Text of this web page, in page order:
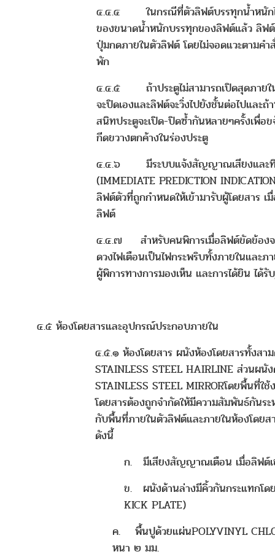
๔.๔.๔ ในกรณีที่ตัวลิฟต์บรรทุกน้ำหนักไ
ของขนาดน้ำหนักบรรทุกของลิฟต์แล้ว ลิฟ
ปุ่มกดภายในตัวลิฟต์ โดยไม่จอดแวะตามค
พัก
๔.๔.๕ ถ้าประตูไม่สามารถเปิดสุดภายใ
จะปิดเองและลิฟต์จะวิ่งไปยังชั้นต่อไปและถ้
สนิทประตูจะเปิด-ปิดซ้ำกันหลายๆครั้งเพื่อ
กีดขวางตกค้างในร่องประตู
๔.๔.๖ มีระบบแจ้งสัญญาณเสียงและ
(IMMEDIATE PREDICTION
ลิฟต์ตัวที่ถูกกำหนดให้เข้ามารับผู้โดยสาร เ
ลิฟต์
๔.๔.๗ สำหรับคนพิการเมื่อลิฟต์ขัดข้องจ
ดวงไฟเตือนเป็นไฟกระพริบทั้งภายในและ
ผู้พิการทางการมองเห็น และการได้ยิน ได้รั
๔.๕ ห้องโดยสารและอุปกรณ์ประกอบภายใน
๔.๕.๑ ห้องโดยสาร ผนังห้องโดยสารทั้งสา
STAINLESS STEEL HAIRLINE ส่วนผนั
STAINLESS STEEL MIRRORโดยพื้นที่ใ
โดยสารต้องถูกจำกัดให้มีความสัมพันธ์กันร
กับพื้นที่ภายในตัวลิฟต์และภายในห้องโดยส
ดังนี้
ก. มีเสียงสัญญาณเตือน เมื่อลิฟต์เ
ข. ผนังด้านล่างมีคิ้วกันกระแทกโด
KICK PLATE)
ค. พื้นปูด้วยแผ่นPOLYVINYL
หนา ๒ มม.